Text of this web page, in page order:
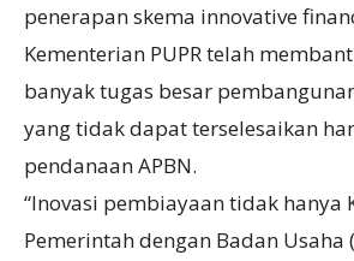
penerapan skema innovative
Kementerian PUPR telah
banyak tugas besar
yang tidak dapat terselesaikan
pendanaan APBN.
“Inovasi pembiayaan tidak hanya
Pemerintah dengan Badan Usaha